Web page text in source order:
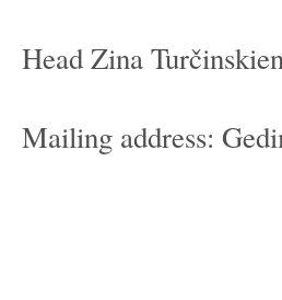
Head Zina
Mailing address: